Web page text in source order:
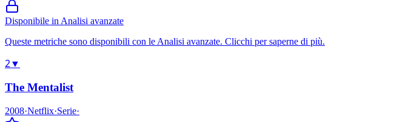
Disponibile in Analisi avanzate
Queste metriche sono disponibili con le Analisi avanzate. Clicchi per saperne di più.
2▼
The Mentalist
2008·Netflix·Serie·